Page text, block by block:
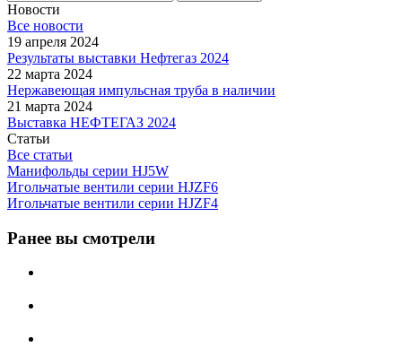
Новости
Все новости
19 апреля 2024
Результаты выставки Нефтегаз 2024
22 марта 2024
Нержавеющая импульсная труба в наличии
21 марта 2024
Выставка НЕФТЕГАЗ 2024
Статьи
Все статьи
Манифольды серии HJ5W
Игольчатые вентили серии HJZF6
Игольчатые вентили серии HJZF4
Ранее вы смотрели